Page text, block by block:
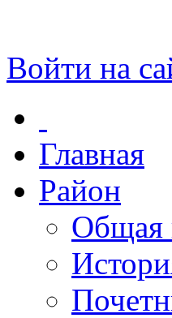
Войти на
Главная
Район
Общая